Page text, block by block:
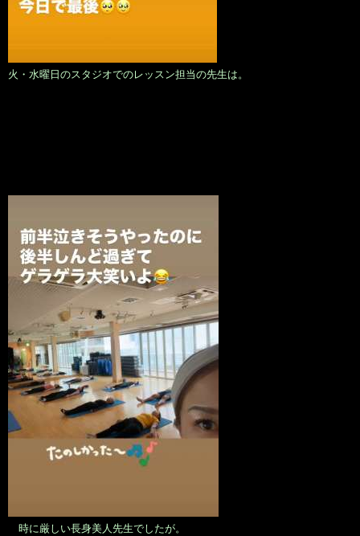
火・水曜日のスタジオでのレッスン担当の先生は。
時に厳しい長身美人先生でしたが。